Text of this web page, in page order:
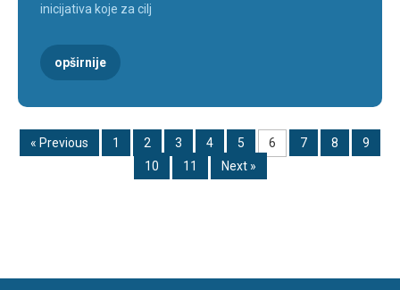
inicijativa koje za cilj
opširnije
« Previous 1 2 3 4 5 6 7 8
9
10
11 Next »